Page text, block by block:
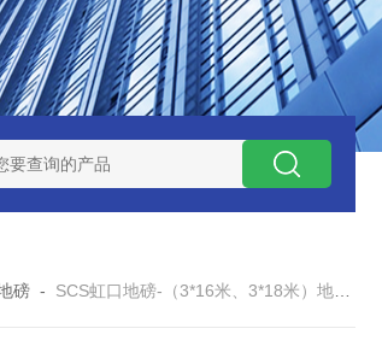
吨玉环装一台16米100吨地磅多少钱？
磅 - SCS虹口地磅-（3*16米、3*18米）地磅厂家